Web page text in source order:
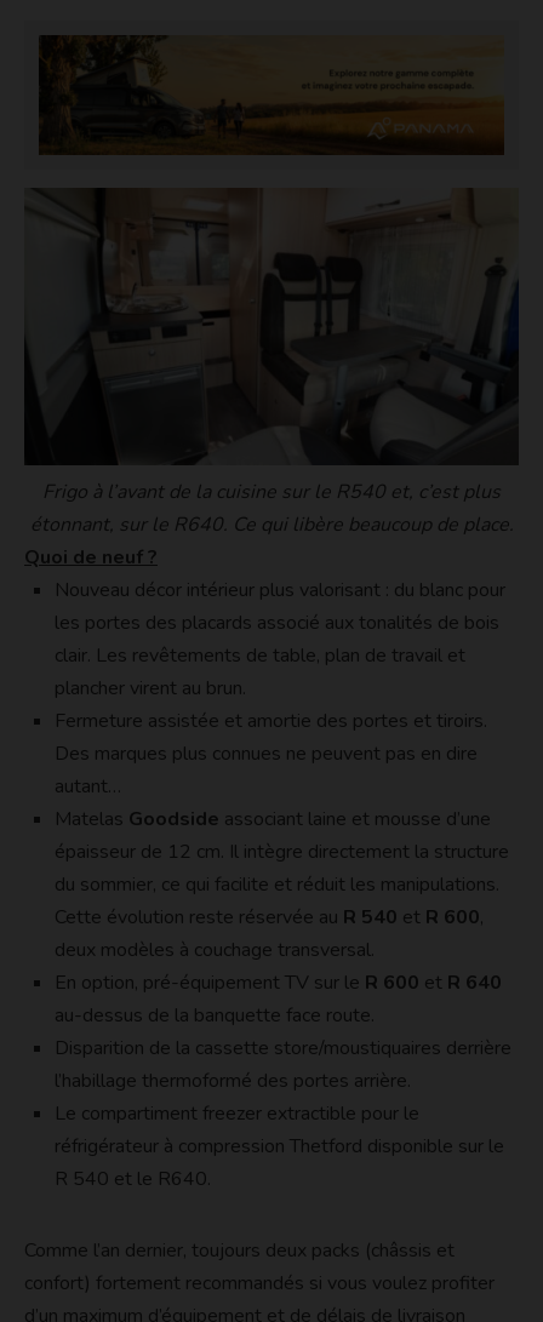
Frigo à l’avant de la cuisine sur le R540 et, c’est plus
étonnant, sur le R640. Ce qui libère beaucoup de place.
Quoi de neuf ?
Nouveau décor intérieur plus valorisant : du blanc pour
les portes des placards associé aux tonalités de bois
clair. Les revêtements de table, plan de travail et
plancher virent au brun.
Fermeture assistée et amortie des portes et tiroirs.
Des marques plus connues ne peuvent pas en dire
autant…
Matelas Goodside associant laine et mousse d’une
épaisseur de 12 cm. Il intègre directement la structure
du sommier, ce qui facilite et réduit les manipulations.
Cette évolution reste réservée au R 540 et R 600,
deux modèles à couchage transversal.
En option, pré-équipement TV sur le R 600 et R 640
au-dessus de la banquette face route.
Disparition de la cassette store/moustiquaires derrière
l’habillage thermoformé des portes arrière.
Le compartiment freezer extractible pour le
réfrigérateur à compression Thetford disponible sur le
R 540 et le R640.
Comme l’an dernier, toujours deux packs (châssis et
confort) fortement recommandés si vous voulez profiter
d’un maximum d’équipement et de délais de livraison